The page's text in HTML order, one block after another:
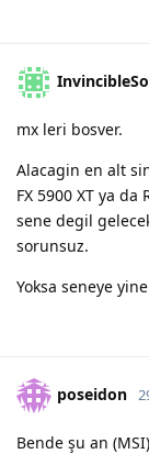
mx leri bosver.
Alacagin en alt
FX 5900 XT ya
sene degil
sorunsuz.
Yoksa seneye
poseidon
Bende şu an